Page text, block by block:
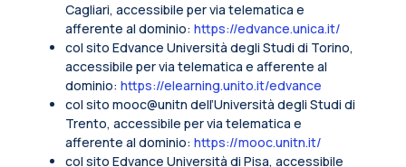
Cagliari, accessibile per via telematica e
afferente al dominio: https://edvance.unica.it/
col sito Edvance Università degli Studi di Torino,
accessibile per via telematica e afferente al
dominio: https://elearning.unito.it/edvance
col sito mooc@unitn dell’Università degli Studi di
Trento, accessibile per via telematica e
afferente al dominio: https://mooc.unitn.it/
col sito Edvance Università di Pisa, accessibile